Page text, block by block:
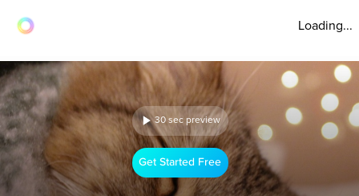
Loading...
30 sec preview
Get Started Free